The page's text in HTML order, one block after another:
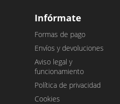
Infórmate
Formas de pago
Envíos y devoluciones
Aviso legal y
funcionamiento
Política de privacidad
Cookies